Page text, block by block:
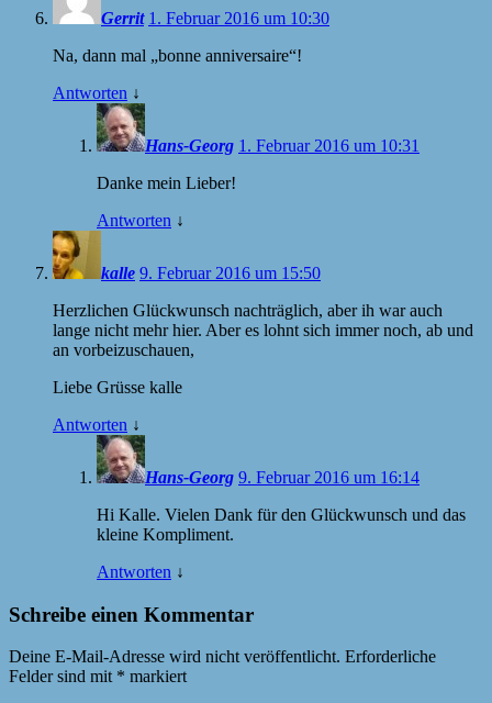
Gerrit 1. Februar 2016 um 10:30
Na, dann mal „bonne anniversaire“!
Antworten ↓
Hans-Georg 1. Februar 2016 um 10:31
Danke mein Lieber!
Antworten ↓
kalle 9. Februar 2016 um 15:50
Herzlichen Glückwunsch nachträglich, aber ih war auch
lange nicht mehr hier. Aber es lohnt sich immer noch, ab und
an vorbeizuschauen,
Liebe Grüsse kalle
Antworten ↓
Hans-Georg 9. Februar 2016 um 16:14
Hi Kalle. Vielen Dank für den Glückwunsch und das
kleine Kompliment.
Antworten ↓
Schreibe einen Kommentar
Deine E-Mail-Adresse wird nicht veröffentlicht. Erforderliche
Felder sind mit * markiert